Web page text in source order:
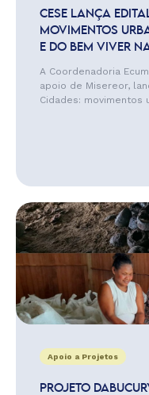
CESE LANÇA
MOVIMENTOS
E DO BEM VIVER
A Coordenadoria
apoio de Misereor,
Cidades: movimentos
Apoio a Projetos
PROJETO